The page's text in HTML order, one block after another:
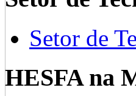
Setor de
HESFA na